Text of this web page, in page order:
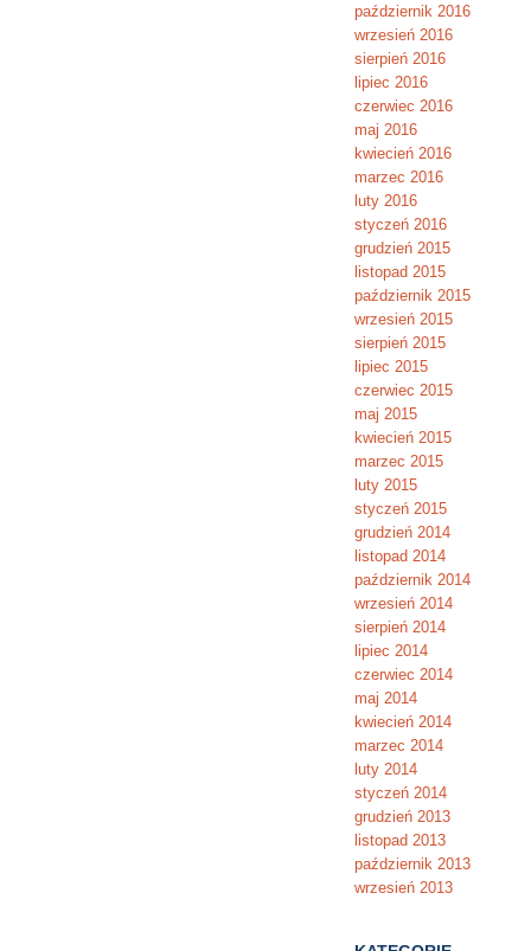
październik 2016
wrzesień 2016
sierpień 2016
lipiec 2016
czerwiec 2016
maj 2016
kwiecień 2016
marzec 2016
luty 2016
styczeń 2016
grudzień 2015
listopad 2015
październik 2015
wrzesień 2015
sierpień 2015
lipiec 2015
czerwiec 2015
maj 2015
kwiecień 2015
marzec 2015
luty 2015
styczeń 2015
grudzień 2014
listopad 2014
październik 2014
wrzesień 2014
sierpień 2014
lipiec 2014
czerwiec 2014
maj 2014
kwiecień 2014
marzec 2014
luty 2014
styczeń 2014
grudzień 2013
listopad 2013
październik 2013
wrzesień 2013